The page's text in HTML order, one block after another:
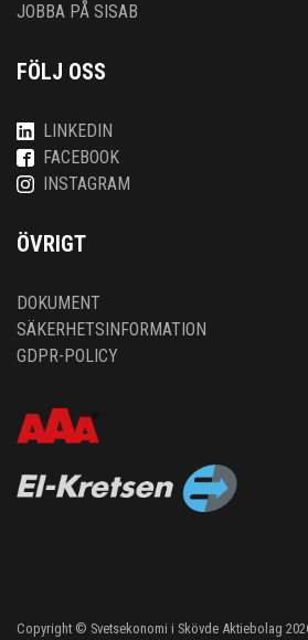
JOBBA PÅ SISAB
FÖLJ OSS
LINKEDIN
FACEBOOK
INSTAGRAM
ÖVRIGT
DOKUMENT
SÄKERHETSINFORMATION
GDPR-POLICY
Copyright © Svetsekonomi i Skövde Aktiebolag